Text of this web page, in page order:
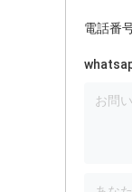
電話番